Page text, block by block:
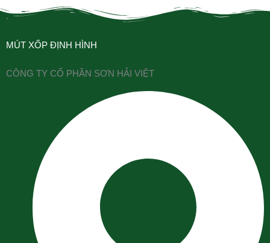
.
MÚT XỐP ĐỊNH HÌNH
CÔNG TY CỔ PHẦN SƠN HẢI VIỆT